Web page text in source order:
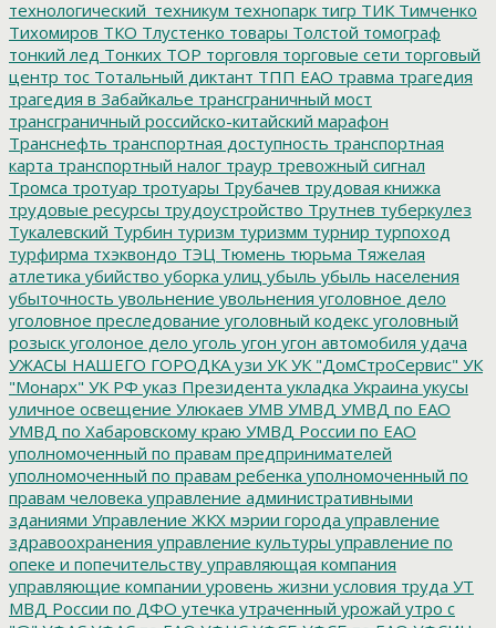
технологический_техникум технопарк тигр ТИК Тимченко
Тихомиров ТКО Тлустенко товары Толстой томограф
тонкий лед Тонких ТОР торговля торговые сети торговый
центр тос Тотальный диктант ТПП ЕАО травма трагедия
трагедия в Забайкалье трансграничный мост
трансграничный российско-китайский марафон
Транснефть транспортная доступность транспортная
карта транспортный налог траур тревожный сигнал
Тромса тротуар тротуары Трубачев трудовая книжка
трудовые ресурсы трудоустройство Трутнев туберкулез
Тукалевский Турбин туризм туризмм турнир турпоход
турфирма тхэквондо ТЭЦ Тюмень тюрьма Тяжелая
атлетика убийство уборка улиц убыль убыль населения
убыточность увольнение увольнения уголовное дело
уголовное преследование уголовный кодекс уголовный
розыск уголоное дело уголь угон угон автомобиля удача
УЖАСЫ НАШЕГО ГОРОДКА узи УК УК "ДомСтроСервис" УК
"Монарх" УК РФ указ Президента укладка Украина укусы
уличное освещение Улюкаев УМВ УМВД УМВД по ЕАО
УМВД по Хабаровскому краю УМВД России по ЕАО
уполномоченный по правам предпринимателей
уполномоченный по правам ребенка уполномоченный по
правам человека управление административными
зданиями Управление ЖКХ мэрии города управление
здравоохранения управление культуры управление по
опеке и попечительству управляющая компания
управляющие компании уровень жизни условия труда УТ
МВД России по ДФО утечка утраченный урожай утро с